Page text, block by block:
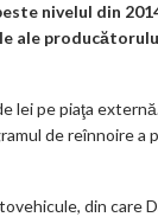
nivelul din
ale
lei pe piaţa
de reînnoire a
din care